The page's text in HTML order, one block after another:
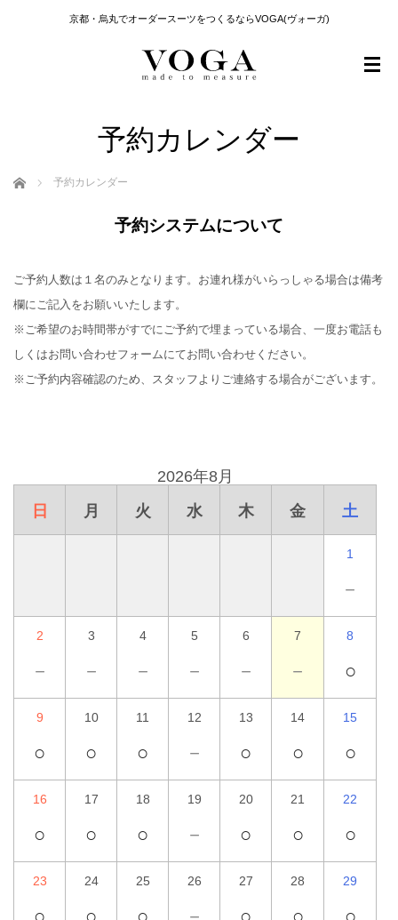
京都・烏丸でオーダースーツをつくるならVOGA(ヴォーガ)
予約カレンダー
ホーム 予約カレンダー
予約システムについて
ご予約人数は１名のみとなります。お連れ様がいらっしゃる場合は備考
欄にご記入をお願いいたします。
※ご希望のお時間帯がすでにご予約で埋まっている場合、一度お電話も
しくはお問い合わせフォームにてお問い合わせください。
※ご予約内容確認のため、スタッフよりご連絡する場合がございます。
2026年8月
日
月 火 水 木 金 土
1
－
2
－
3
－
4
－
5
－
6
－
7
－
8
○
9
○
10
○
11
○
12
－
13
○
14
○
15
○
16
○
17
○
18
○
19
－
20
○
21
○
22
○
23 24 25 26 27 28 29